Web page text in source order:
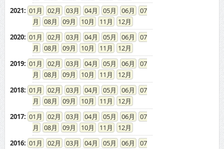
2021: 01 02 03 04 05 06
07
08
09 10 11
12
2020: 01 02 03 04 05 06
07
08
09 10 11
12
2019: 01 02 03 04 05 06
07
08
09 10 11
12
2018: 01 02 03 04 05 06
07
08
09 10 11
12
2017: 01 02 03 04 05 06
07
08
09 10 11
12
2016: 01 02 03 04 05 06
07